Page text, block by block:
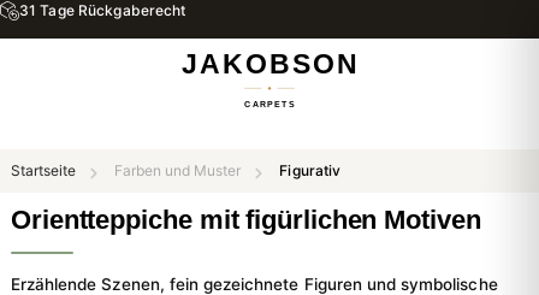
Startseite Farben und Muster Figurativ
Orientteppiche mit figürlichen Motiven
Erzählende Szenen, fein gezeichnete Figuren und symbolische